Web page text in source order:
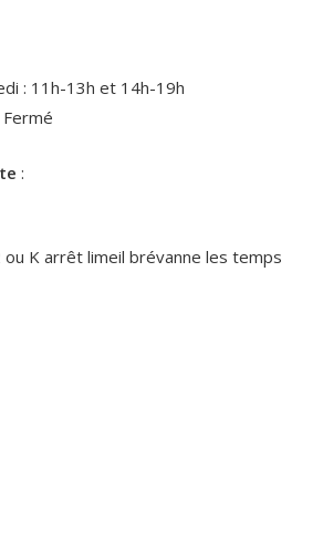
: 11h-13h et 14h-19h
:
ou K arrêt limeil brévanne les temps